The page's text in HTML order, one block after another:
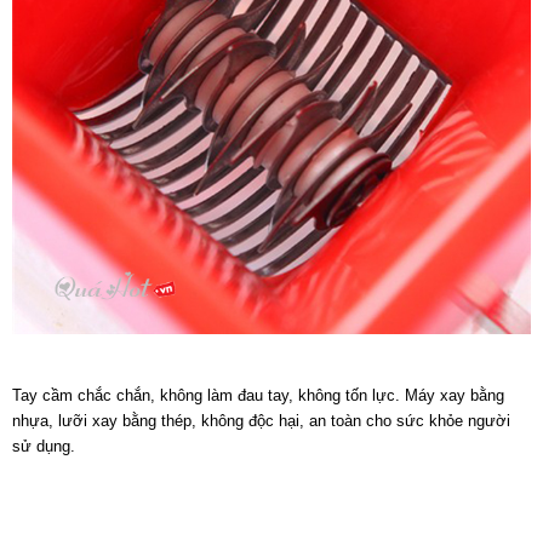
Tay cầm chắc chắn, không làm đau tay, không tốn lực. Máy xay bằng
nhựa, lưỡi xay bằng thép, không độc hại, an toàn cho sức khỏe người
sử dụng